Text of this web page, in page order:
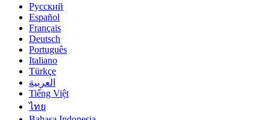
Русский
Español
Français
Deutsch
Português
Italiano
Türkçe
العربية
Tiếng Việt
ไทย